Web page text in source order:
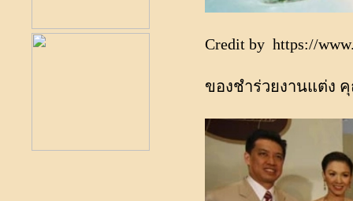
Credit by https://
ของชำร่วยงานแต่ง